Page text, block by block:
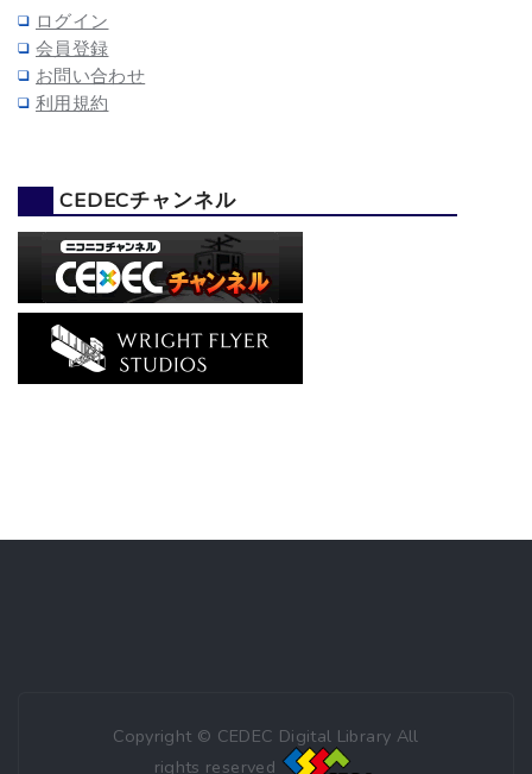
ログイン
会員登録
お問い合わせ
利用規約
CEDECチャンネル
Copyright © CEDEC Digital Library All
rights reserved